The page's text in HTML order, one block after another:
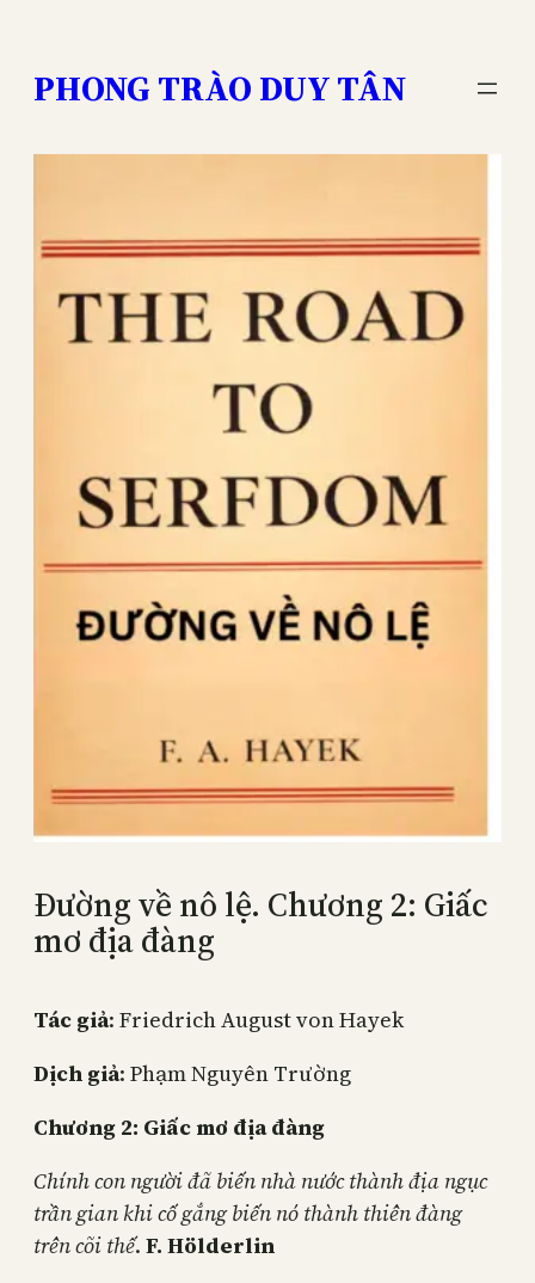
content
PHONG TRÀO DUY TÂN
Đường về nô lệ. Chương 2: Giấc
mơ địa đàng
Tác giả: Friedrich August von Hayek
Dịch giả: Phạm Nguyên Trường
Chương 2: Giấc mơ địa đàng
Chính con người đã biến nhà nước thành địa ngục
trần gian khi cố gắng biến nó thành thiên đàng
trên cõi thế. F. Hölderlin